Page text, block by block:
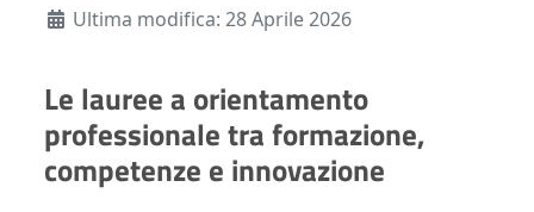
Ultima modifica: 28 Aprile 2026
Le lauree a orientamento
professionale tra formazione,
competenze e innovazione